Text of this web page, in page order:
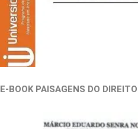
E-BOOK PAISAGENS DO